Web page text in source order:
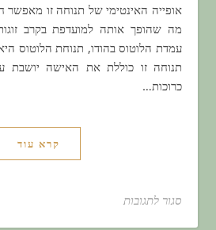
אופייה האינטימי של תנוחה זו מאפשר
עמדת הלוטוס בהודו, תנוחת הלוטוס
תנוחה זו כוללת את האישה יושבת
כרוכות…
קרא עוד
סגור לתגובות